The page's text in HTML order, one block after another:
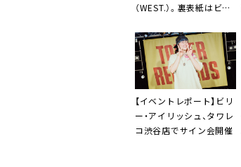
（WEST.）。裏表紙はビリ
【イベントレポート】ビリ
ー・アイリッシュ、タワレ
コ渋谷店でサイン会開催